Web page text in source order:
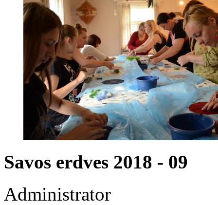
Savos erdves 2018 - 09
Administrator